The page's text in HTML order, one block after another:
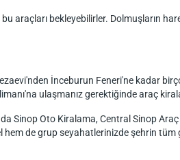
araçları bekleyebilirler. Dolmuşların
İnceburun Feneri'ne kadar
ulaşmanız gerektiğinde araç
Sinop Oto Kiralama, Central Sinop
hem de grup seyahatlerinizde şehrin